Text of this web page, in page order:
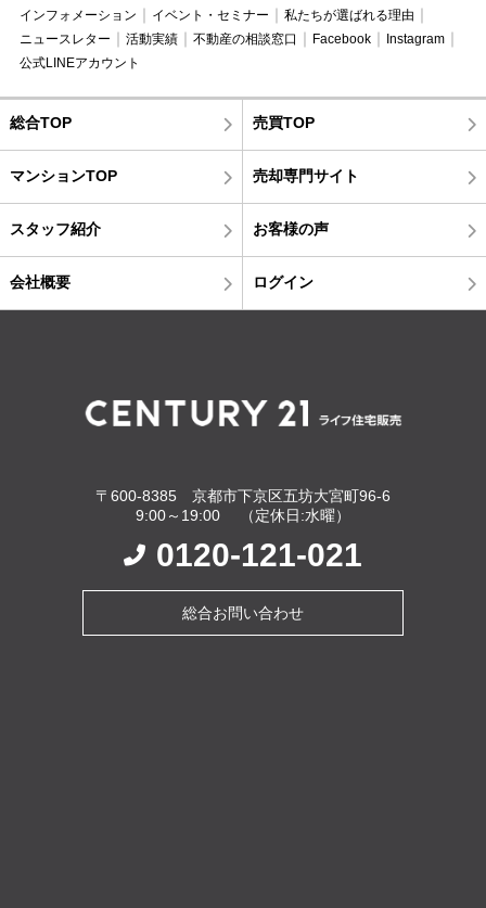
インフォメーション
イベント・セミナー
私たちが選ばれる理由
ニュースレター
活動実績 不動産の相談窓口 Facebook
Instagram
公式LINEアカウント
総合TOP 売買TOP
マンションTOP 売却専門サイト
スタッフ紹介 お客様の声
会社概要 ログイン
〒600-8385 京都市下京区五坊大宮町96-6
9:00～19:00 （定休日:水曜）
0120-121-021
総合お問い合わせ